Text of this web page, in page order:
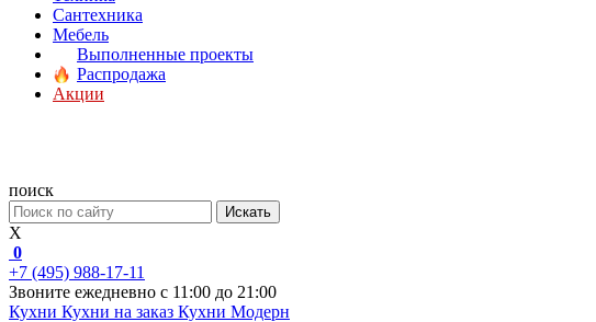
Сантехника
Мебель
Выполненные проекты
Распродажа
Акции
поиск
Искать
X
0
+7 (495) 988-17-11
Звоните ежедневно с 11:00 до 21:00
Кухни Кухни на заказ Кухни Модерн